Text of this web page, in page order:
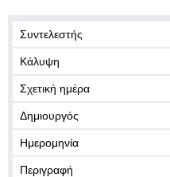
Συντελεστής
Κάλυψη
Σχετική ημέρα
Δημιουργός
Ημερομηνία
Περιγραφή